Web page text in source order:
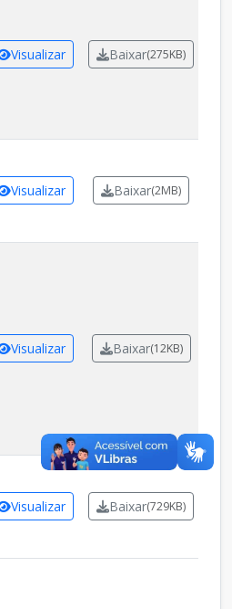
Visualizar Baixar(275KB)
Visualizar Baixar(2MB)
Visualizar Baixar(12KB)
Visualizar Baixar(729KB)